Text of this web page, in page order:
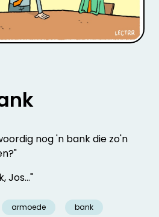
nog 'n bank die zo'n
Jos..."
armoede bank